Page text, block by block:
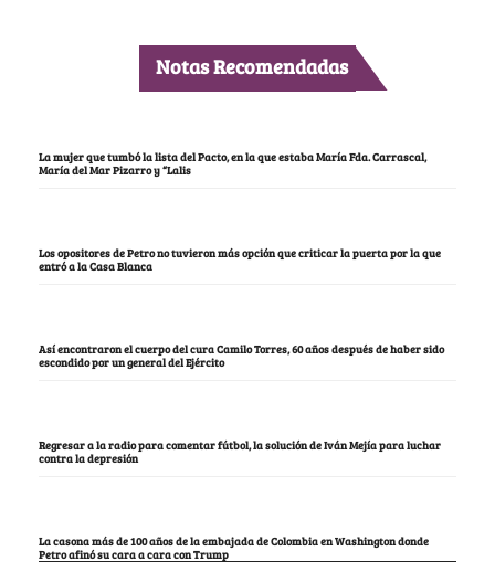
Notas Recomendadas
La mujer que tumbó la lista del Pacto, en la que estaba María Fda. Carrascal,
María del Mar Pizarro y “Lalis
Los opositores de Petro no tuvieron más opción que criticar la puerta por la que
entró a la Casa Blanca
Así encontraron el cuerpo del cura Camilo Torres, 60 años después de haber sido
escondido por un general del Ejército
Regresar a la radio para comentar fútbol, la solución de Iván Mejía para luchar
contra la depresión
La casona más de 100 años de la embajada de Colombia en Washington donde
Petro afinó su cara a cara con Trump